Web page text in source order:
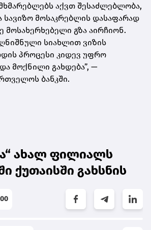
აქვთ შესაძლებლობა,
მოსაკრებლის დასაფარად
მოსახერხებელი გზა აირჩიონ.
სიახლით ვიზის
პროცესი კიდევ უფრო
მოქნილი გახდება”, —
ბანკში.
ახალ ფილიალს
ქუთაისში გახსნის